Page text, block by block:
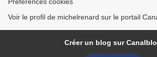
Voir le profil de michelrenard sur le portail
Créer un blog sur